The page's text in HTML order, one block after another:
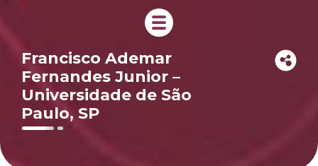
Francisco Ademar
Fernandes Junior –
Universidade de São
Paulo, SP